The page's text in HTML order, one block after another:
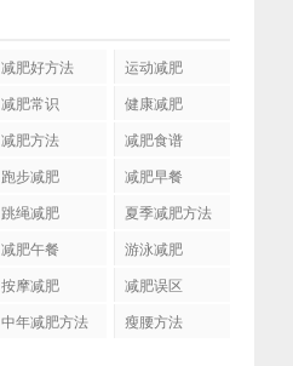
减肥好方法
运动减肥
减肥常识
健康减肥
减肥方法
减肥食谱
跑步减肥
减肥早餐
跳绳减肥
夏季减肥方法
减肥午餐
游泳减肥
按摩减肥
减肥误区
中年减肥方法 瘦腰方法